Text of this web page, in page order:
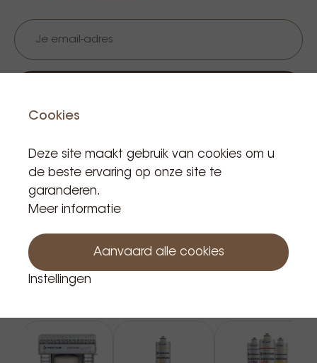
Cookies
Deze site maakt gebruik van cookies om u
de beste ervaring op onze site te
garanderen.
Meer informatie
Aanvaard alle cookies
Instellingen